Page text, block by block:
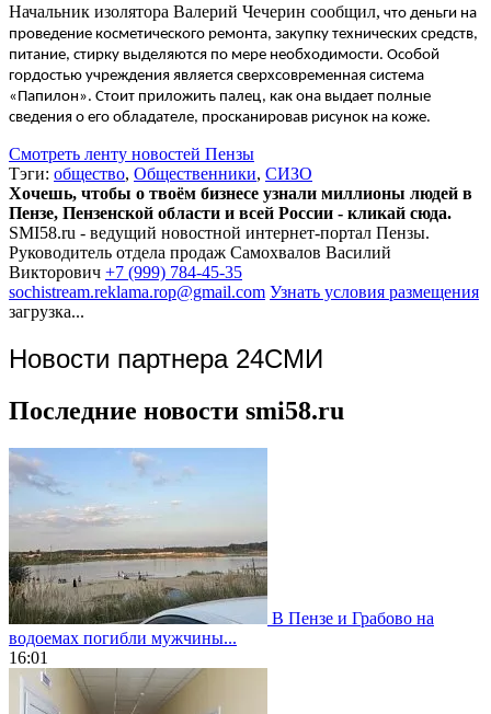
Начальник изолятора Валерий Чечерин сообщил, что деньги на
проведение косметического ремонта, закупку технических средств,
питание, стирку выделяются по мере необходимости. Особой
гордостью учреждения является сверхсовременная система
«Папилон». Стоит приложить палец, как она выдает полные
сведения о его обладателе, просканировав рисунок на коже.
Смотреть ленту новостей Пензы
Тэги: общество, Общественники, СИЗО
Хочешь, чтобы о твоём бизнесе узнали миллионы людей в
Пензе, Пензенской области и всей России - кликай сюда.
SMI58.ru - ведущий новостной интернет-портал Пензы.
Руководитель отдела продаж Самохвалов Василий
Викторович +7 (999) 784-45-35
sochistream.reklama.rop@gmail.com Узнать условия размещения
загрузка...
Новости партнера 24СМИ
Последние новости smi58.ru
В Пензе и Грабово на
водоемах погибли мужчины...
16:01